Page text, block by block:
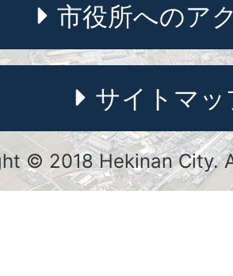
市役所へのア
サイトマッ
© 2018 Hekinan City.